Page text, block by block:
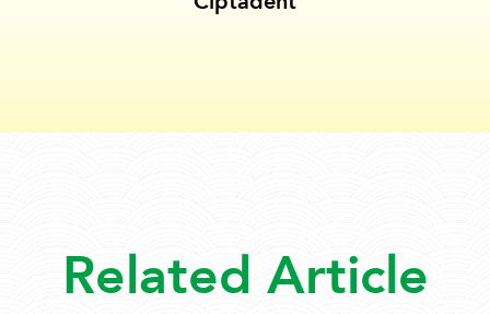
Related Article